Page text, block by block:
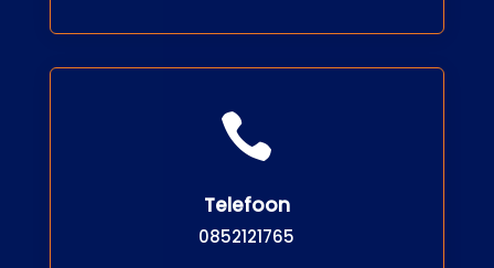

Telefoon
0852121765